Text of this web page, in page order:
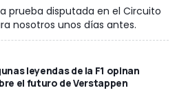
prueba disputada en el Circuito
nosotros unos días antes.
leyendas de la F1 opinan
el futuro de Verstappen